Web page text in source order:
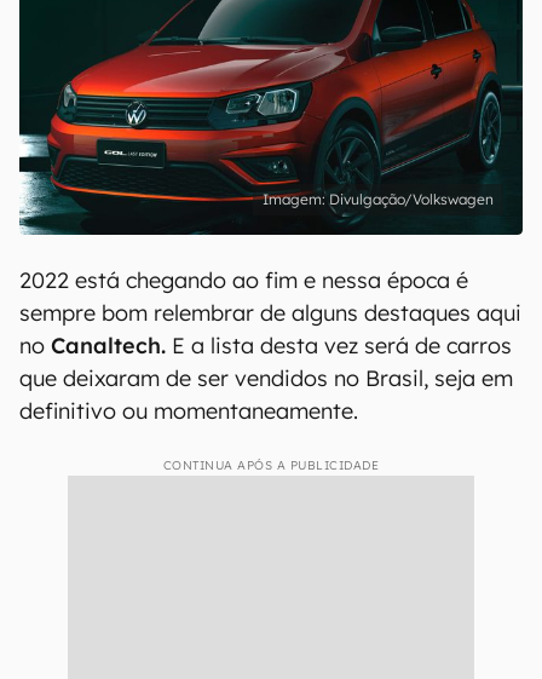
Divulgação/Volkswagen
2022 está chegando ao fim e nessa época é
sempre bom relembrar de alguns destaques aqui
no Canaltech. E a lista desta vez será de carros
que deixaram de ser vendidos no Brasil, seja em
definitivo ou momentaneamente.
CONTINUA APÓS A PUBLICIDADE